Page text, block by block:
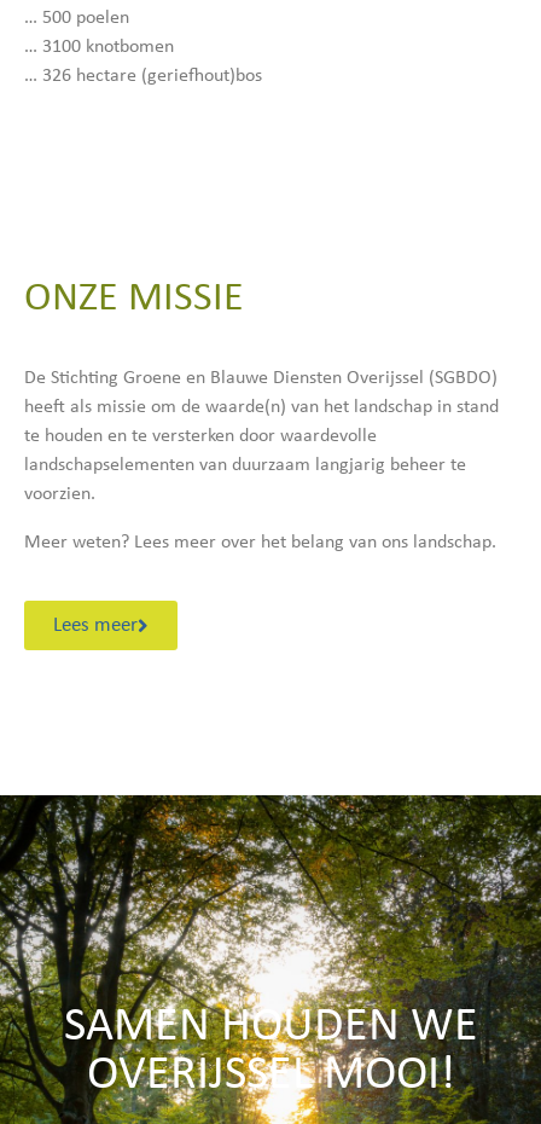
… 500 poelen
… 3100 knotbomen
… 326 hectare (geriefhout)bos
ONZE MISSIE
De Stichting Groene en Blauwe Diensten Overijssel (SGBDO)
heeft als missie om de waarde(n) van het landschap in stand
te houden en te versterken door waardevolle
landschapselementen van duurzaam langjarig beheer te
voorzien.
Meer weten? Lees meer over het belang van ons landschap.
Lees meer
SAMEN HOUDEN WE
OVERIJSSEL MOOI!